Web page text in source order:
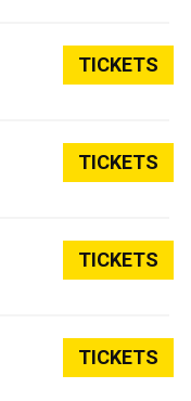
TICKETS
TICKETS
TICKETS
TICKETS